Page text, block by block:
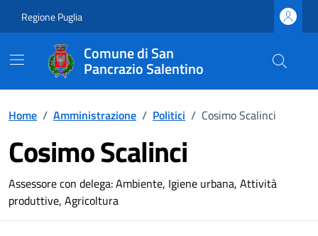
Regione Puglia
Comune di San
Pancrazio Salentino
Home / Amministrazione / Politici / Cosimo Scalinci
Cosimo Scalinci
Dettagli della persona
Assessore con delega: Ambiente, Igiene urbana, Attività
produttive, Agricoltura